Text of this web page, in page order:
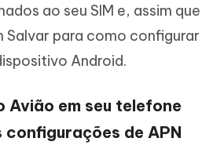
ao seu SIM e, assim que
Salvar para como configurar
Android.
Avião em seu telefone
de APN